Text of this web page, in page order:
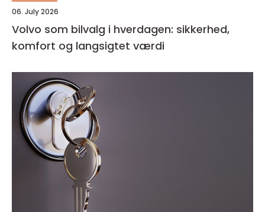
06. July 2026
Volvo som bilvalg i hverdagen: sikkerhed,
komfort og langsigtet værdi